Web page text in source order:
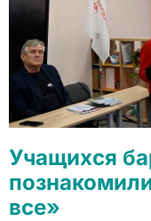
Учащихся
все»